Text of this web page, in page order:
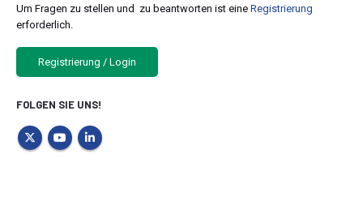
Um Fragen zu stellen und zu beantworten ist eine Registrierung
erforderlich.
Registrierung / Login
FOLGEN SIE UNS!